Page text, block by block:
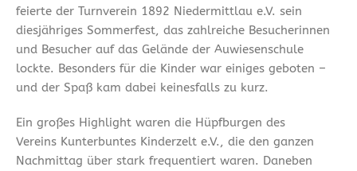
feierte der Turnverein 1892 Niedermittlau e.V. sein
diesjähriges Sommerfest, das zahlreiche Besucherinnen
und Besucher auf das Gelände der Auwiesenschule
lockte. Besonders für die Kinder war einiges geboten –
und der Spaß kam dabei keinesfalls zu kurz.
Ein großes Highlight waren die Hüpfburgen des
Vereins Kunterbuntes Kinderzelt e.V., die den ganzen
Nachmittag über stark frequentiert waren. Daneben